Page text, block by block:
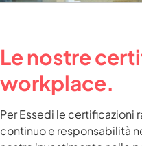
Le nostre
workplace.
Per Essedi le
continuo e responsabilità